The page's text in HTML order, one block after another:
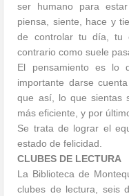
ser humano para
piensa, siente, hace y
de controlar tu día, tu
contrario como suele
El pensamiento es lo
importante darse
que así, lo que sientas
más eficiente, y por
Se trata de lograr el
estado de felicidad.
CLUBES DE LECTURA
La Biblioteca de
clubes de lectura, seis